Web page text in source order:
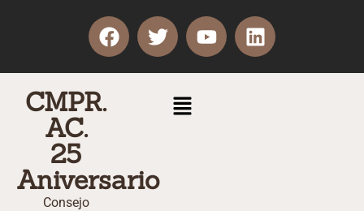
CMPR.
AC.
25
Aniversario
Consejo